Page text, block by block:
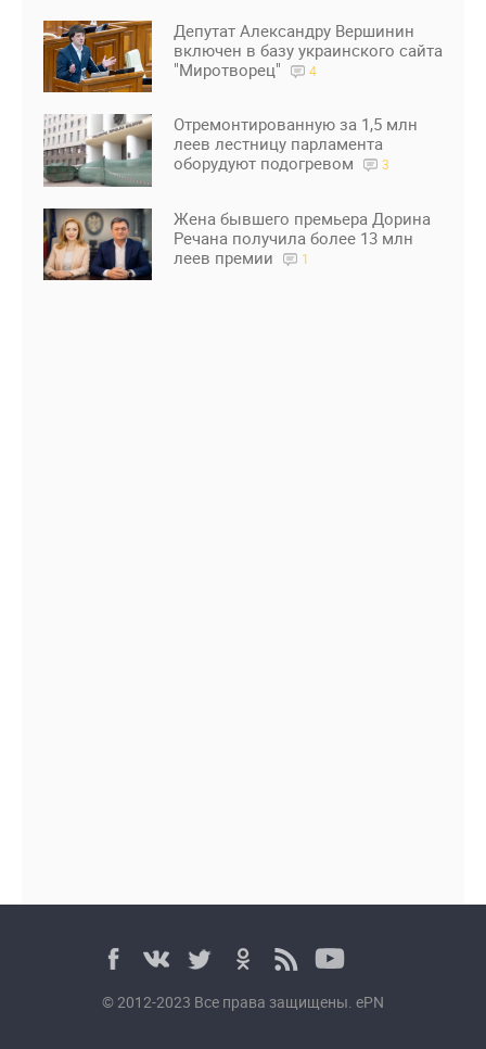
Депутат Александру Вершинин
включен в базу украинского сайта
"Миротворец"
4
Отремонтированную за 1,5 млн
леев лестницу парламента
оборудуют подогревом
3
Жена бывшего премьера Дорина
Речана получила более 13 млн
леев премии
1
© 2012-2023 Все права защищены. ePN